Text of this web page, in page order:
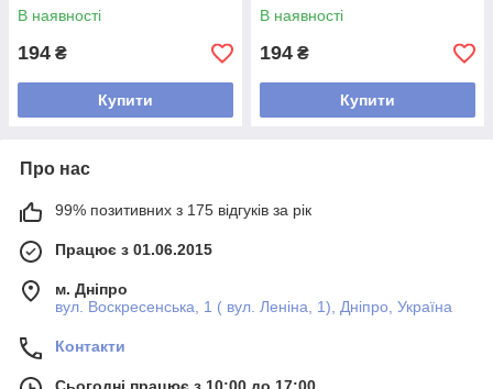
В наявності
194 ₴
Купити
В наявності
194 ₴
Купити
Про нас
99% позитивних з 175 відгуків за рік
Працює з 01.06.2015
м. Дніпро
вул. Воскресенська, 1 ( вул. Леніна, 1), Дніпро, Україна
Контакти